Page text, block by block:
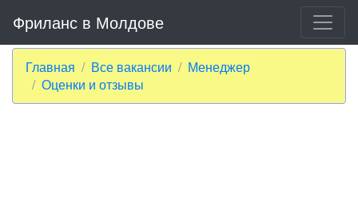
Фриланс в Молдове
Главная Все вакансии
Менеджер
Оценки и отзывы